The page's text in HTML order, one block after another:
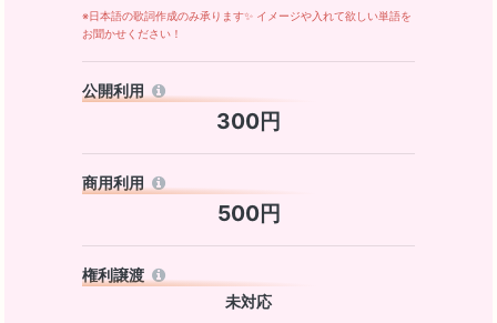
※日本語の歌詞作成のみ承ります✨ イメージや入れて欲しい単語を
お聞かせください！
公開利用
300円
商用利用
500円
権利譲渡
未対応